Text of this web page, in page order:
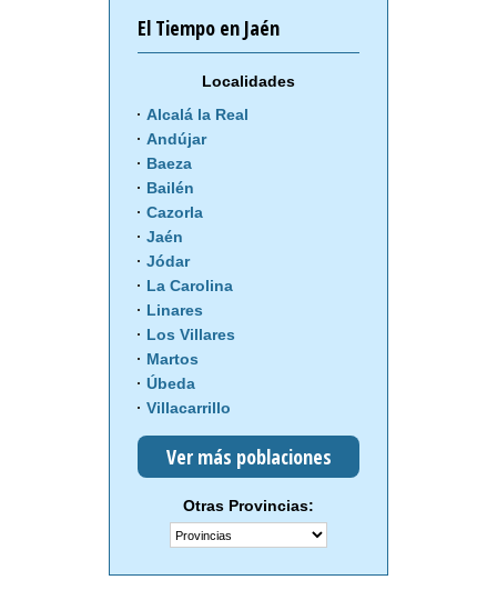
El Tiempo en Jaén
Localidades
Alcalá la Real
Andújar
Baeza
Bailén
Cazorla
Jaén
Jódar
La Carolina
Linares
Los Villares
Martos
Úbeda
Villacarrillo
Ver más poblaciones
Otras Provincias: